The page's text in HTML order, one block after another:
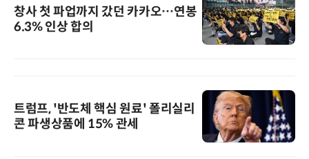
창사 첫 파업까지 갔던 카카오…연봉
6.3% 인상 합의
트럼프, '반도체 핵심 원료' 폴리실리
콘 파생상품에 15% 관세